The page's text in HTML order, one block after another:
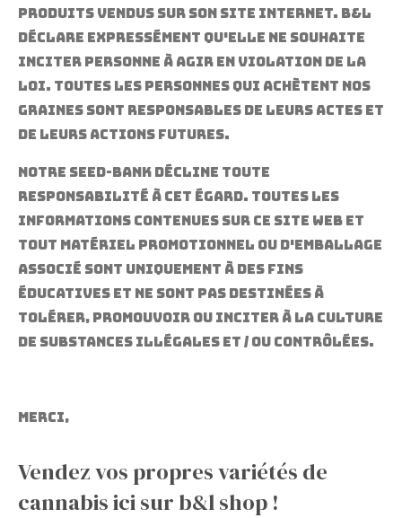
produits vendus sur son site Internet. B&l
déclare expressément qu'elle ne souhaite
inciter personne à agir en violation de la
loi. Toutes les personnes qui achètent nos
graines sont responsables de leurs actes et
de leurs actions futures.
Notre Seed-bank décline toute
responsabilité à cet égard. Toutes les
informations contenues sur ce site Web et
tout matériel promotionnel ou d'emballage
associé sont uniquement à des fins
éducatives et ne sont pas destinées à
tolérer, promouvoir ou inciter à la culture
de substances illégales et / ou contrôlées.
Merci,
Vendez vos propres variétés de
cannabis ici sur b&l shop !